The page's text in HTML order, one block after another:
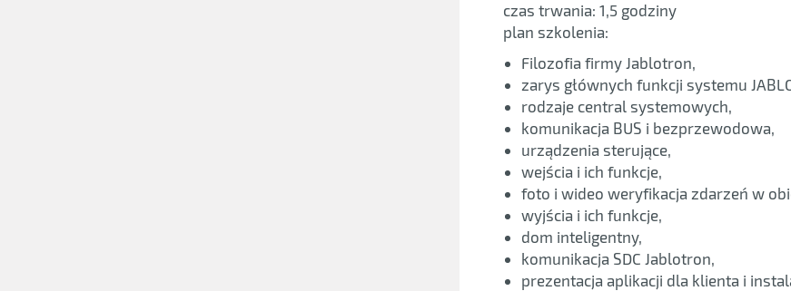
czas trwania: 1,5 godziny
plan szkolenia:
Filozofia firmy Jablotron,
zarys głównych funkcji systemu
rodzaje central systemowych,
komunikacja BUS i bezprzewodowa,
urządzenia sterujące,
wejścia i ich funkcje,
foto i wideo weryfikacja zdarzeń w
wyjścia i ich funkcje,
dom inteligentny,
komunikacja SDC Jablotron,
prezentacja aplikacji dla klienta i